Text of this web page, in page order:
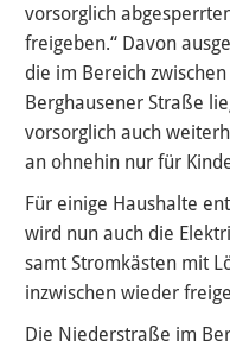
vorsorglich
freigeben.“ Davon
die im Bereich
Berghausener Straße
vorsorglich auch
an ohnehin nur für
Für einige Haushalte
wird nun auch die
samt Stromkästen mit
inzwischen wieder
Die Niederstraße im